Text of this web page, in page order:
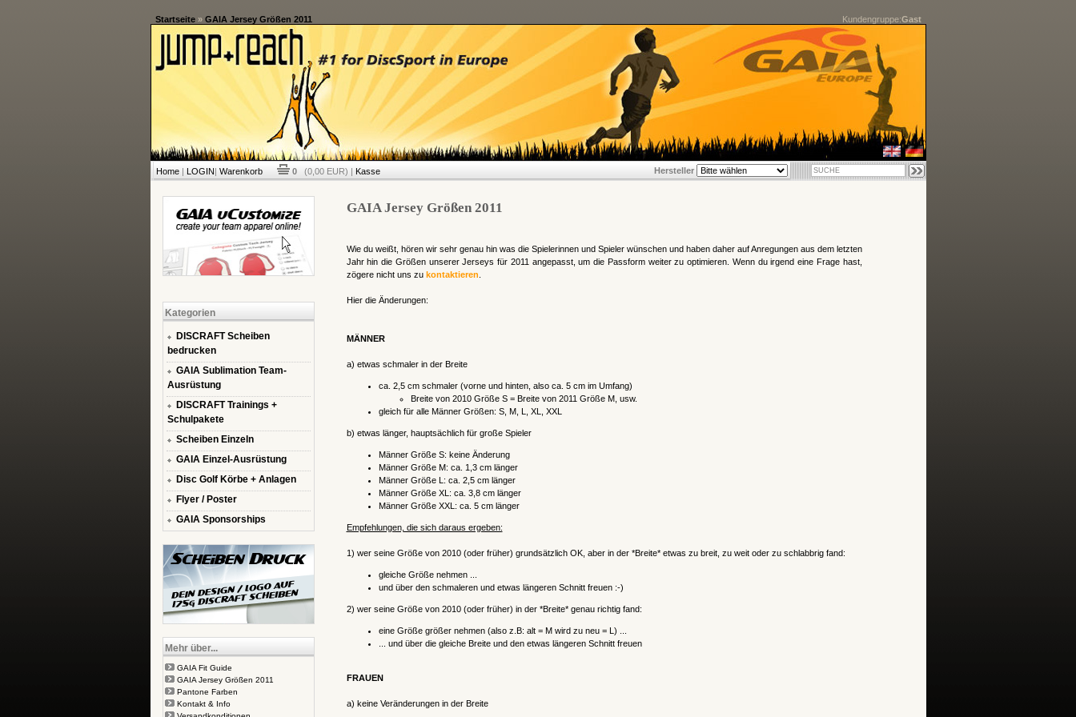
Startseite» GAIA Jersey Größen 2011 Kundengruppe:Gast
Home| LOGIN| Warenkorb 0 (0,00 EUR) | Kasse Hersteller
Kategorien
DISCRAFT Scheiben
bedrucken
GAIA Sublimation Team-
Ausrüstung
DISCRAFT Trainings +
Schulpakete
Scheiben Einzeln
GAIA Einzel-Ausrüstung
Disc Golf Körbe + Anlagen
Flyer / Poster
GAIA Sponsorships
Mehr über...
GAIA Fit Guide
GAIA Jersey Größen 2011
Pantone Farben
Kontakt & Info
GAIA Jersey Größen 2011
Wie du weißt, hören wir sehr genau hin was die Spielerinnen und Spieler wünschen und haben daher auf Anregungen aus dem letzten
Jahr hin die Größen unserer Jerseys für 2011 angepasst, um die Passform weiter zu optimieren. Wenn du irgend eine Frage hast,
zögere nicht uns zu kontaktieren
Hier die Änderungen:
MÄNNER
a) etwas schmaler in der Breite
ca. 2,5 cm schmaler (vorne und hinten, also ca. 5 cm im Umfang)
Breite von 2010 Größe S = Breite von 2011 Größe M, usw.
gleich für alle Männer Größen: S, M, L, XL, XXL
b) etwas länger, hauptsächlich für große Spieler
Männer Größe S: keine Änderung
Männer Größe M: ca. 1,3 cm länger
Männer Größe L: ca. 2,5 cm länger
Männer Größe XL: ca. 3,8 cm länger
Männer Größe XXL: ca. 5 cm länger
Empfehlungen, die sich daraus ergeben:
1) wer seine Größe von 2010 (oder früher) grundsätzlich OK, aber in der *Breite* etwas zu breit, zu weit oder zu schlabbrig fand:
gleiche Größe nehmen ...
und über den schmaleren und etwas längeren Schnitt freuen :-)
2) wer seine Größe von 2010 (oder früher) in der *Breite* genau richtig fand:
eine Größe größer nehmen (also z.B: alt = M wird zu neu = L) ...
... und über die gleiche Breite und den etwas längeren Schnitt freuen
FRAUEN
a) keine Veränderungen in der Breite